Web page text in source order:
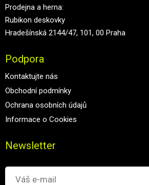
Prodejna a herna:
Rubikon deskovky
Hradešínská 2144/47, 101, 00 Praha
Podpora
Kontaktujte nás
Obchodní podmínky
Ochrana osobních údajů
Informace o Cookies
Newsletter